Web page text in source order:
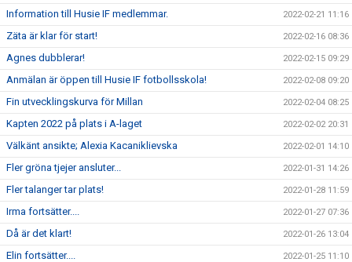
Information till Husie IF medlemmar. 2022-02-21 11:16
Zäta är klar för start! 2022-02-16 08:36
Agnes dubblerar! 2022-02-15 09:29
Anmälan är öppen till Husie IF fotbollsskola! 2022-02-08 09:20
Fin utvecklingskurva för Millan 2022-02-04 08:25
Kapten 2022 på plats i A-laget 2022-02-02 20:31
Välkänt ansikte; Alexia Kacaniklievska 2022-02-01 14:10
Fler gröna tjejer ansluter... 2022-01-31 14:26
Fler talanger tar plats! 2022-01-28 11:59
Irma fortsätter.... 2022-01-27 07:36
Då är det klart! 2022-01-26 13:04
Elin fortsätter.... 2022-01-25 11:10